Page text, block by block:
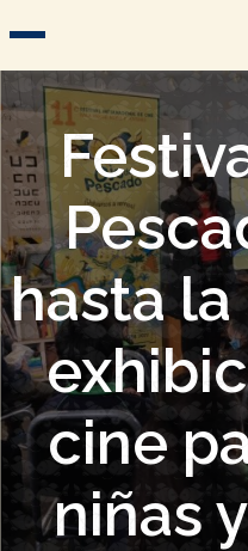
hasta
cine
niñas